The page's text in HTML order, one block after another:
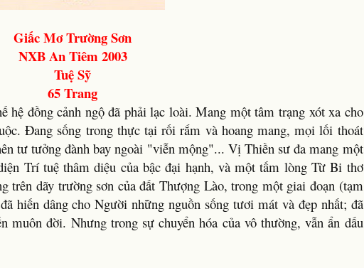
Giấc Mơ Trường Sơn
NXB An Tiêm 2003
Tuệ Sỹ
65 Trang
hệ đồng cảnh ngộ đã phải lạc loài. Mang một tâm trạng xót xa cho
Ðang sống trong thực tại rối rắm và hoang mang, mọi lối thoát
tư tưởng đành bay ngoài "viễn mộng"... Vị Thiền sư đa mang một
Trí tuệ thâm diệu của bậc đại hạnh, và một tấm lòng Từ Bi thơ
trên dãy trường sơn của đất Thượng Lào, trong một giai đoạn (tạm
hiến dâng cho Người những nguồn sống tươi mát và đẹp nhất; đã
muôn đời. Nhưng trong sự chuyển hóa của vô thường, vẫn ẩn dấu